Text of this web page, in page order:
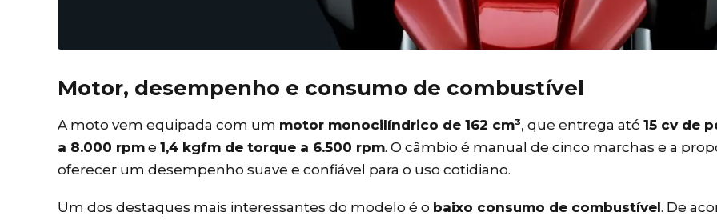
Motor, desempenho e consumo de combustível
A moto vem equipada com um motor monocilíndrico de 162 cm³, que entrega até 15 cv de
a 8.000 rpm e 1,4 kgfm de torque a 6.500 rpm. O câmbio é manual de cinco marchas e a
oferecer um desempenho suave e confiável para o uso cotidiano.
Um dos destaques mais interessantes do modelo é o baixo consumo de combustível. De